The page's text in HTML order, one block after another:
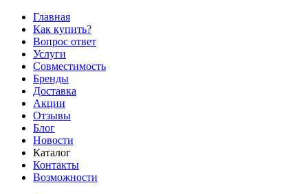
Главная
Как купить?
Вопрос ответ
Услуги
Совместимость
Бренды
Доставка
Акции
Отзывы
Блог
Новости
Каталог
Контакты
Возможности